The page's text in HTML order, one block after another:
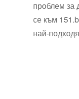
проблем за
се към
най-